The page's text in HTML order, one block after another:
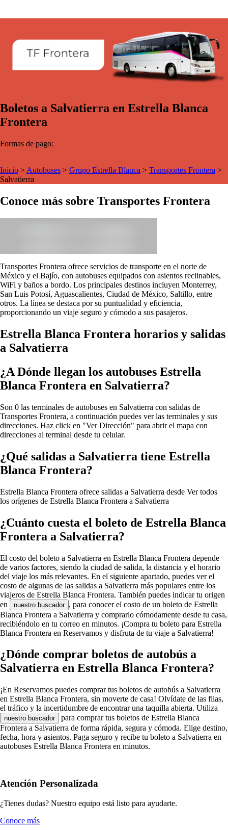
Boletos a Salvatierra en Estrella Blanca
Frontera
Formas de pago:
Inicio > Autobuses > Grupo Estrella Blanca > Transportes Frontera >
Salvatierra
Conoce más sobre Transportes Frontera
Transportes Frontera ofrece servicios de transporte en el norte de
México y el Bajío, con autobuses equipados con asientos reclinables,
WiFi y baños a bordo. Los principales destinos incluyen Monterrey,
San Luis Potosí, Aguascalientes, Ciudad de México, Saltillo, entre
otros. La línea se destaca por su puntualidad y eficiencia,
proporcionando un viaje seguro y cómodo a sus pasajeros.
Estrella Blanca Frontera horarios y salidas
a Salvatierra
¿A Dónde llegan los autobuses Estrella
Blanca Frontera en Salvatierra?
Son 0 las terminales de autobuses en Salvatierra con salidas de
Transportes Frontera, a continuación puedes ver las terminales y sus
direcciones. Haz click en "Ver Dirección" para abrir el mapa con
direcciones al terminal desde tu celular.
¿Qué salidas a Salvatierra tiene Estrella
Blanca Frontera?
Estrella Blanca Frontera ofrece salidas a Salvatierra desde Ver todos
los orígenes de Estrella Blanca Frontera a Salvatierra
¿Cuánto cuesta el boleto de Estrella Blanca
Frontera a Salvatierra?
El costo del boleto a Salvatierra en Estrella Blanca Frontera depende
de varios factores, siendo la ciudad de salida, la distancia y el horario
del viaje los más relevantes. En el siguiente apartado, puedes ver el
costo de algunas de las salidas a Salvatierra más populares entre los
viajeros de Estrella Blanca Frontera. También puedes indicar tu origen
en
nuestro buscador , para conocer el costo de un boleto de Estrella
Blanca Frontera a Salvatierra y comprarlo cómodamente desde tu casa,
recibiéndolo en tu correo en minutos. ¡Compra tu boleto para Estrella
Blanca Frontera en Reservamos y disfruta de tu viaje a Salvatierra!
¿Dónde comprar boletos de autobús a
Salvatierra en Estrella Blanca Frontera?
¡En Reservamos puedes comprar tus boletos de autobús a Salvatierra
en Estrella Blanca Frontera, sin moverte de casa! Olvídate de las filas,
el tráfico y la incertidumbre de encontrar una taquilla abierta. Utiliza
nuestro buscador
para comprar tus boletos de Estrella Blanca
Frontera a Salvatierra de forma rápida, segura y cómoda. Elige destino,
fecha, hora y asientos. Paga seguro y recibe tu boleto a Salvatierra en
autobuses Estrella Blanca Frontera en minutos.
Atención Personalizada
¿Tienes dudas? Nuestro equipo está listo para ayudarte.
Conoce más